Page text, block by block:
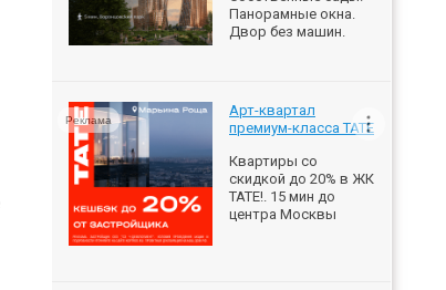
Панорамные окна.
Двор без машин.
Арт-квартал
премиум-класса ТАТЕ
Квартиры со
скидкой до 20% в ЖК
ТАТЕ!. 15 мин до
центра Москвы
Реклама